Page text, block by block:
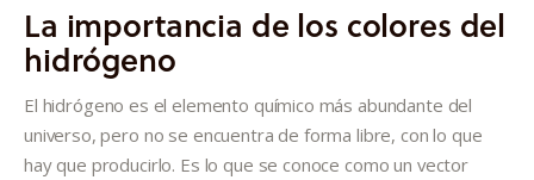
La importancia de los colores del
hidrógeno
El hidrógeno es el elemento químico más abundante del
universo, pero no se encuentra de forma libre, con lo que
hay que producirlo. Es lo que se conoce como un vector